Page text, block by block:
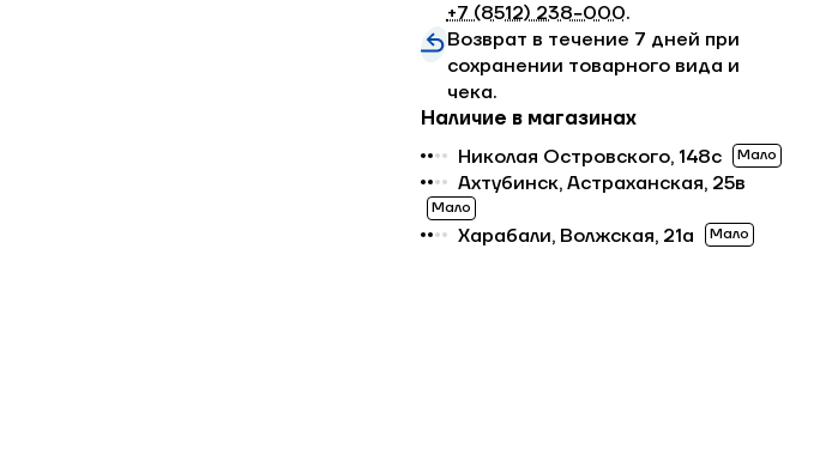
+7 (8512) 238−000.
Возврат в течение 7 дней при
сохранении товарного вида и
чека.
Наличие в магазинах
Николая Островского, 148с
Мало
Ахтубинск, Астраханская, 25в
Мало
Харабали, Волжская, 21а Мало